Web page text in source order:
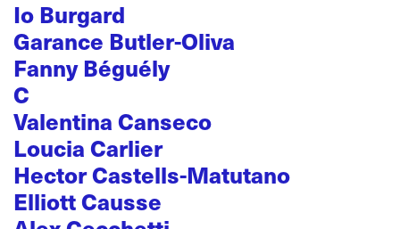
Io Burgard
Garance Butler-Oliva
Fanny Béguély
C
Valentina Canseco
Loucia Carlier
Hector Castells-Matutano
Elliott Causse